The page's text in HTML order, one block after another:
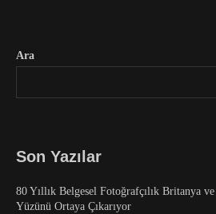
Ara
Son Yazılar
80 Yıllık Belgesel Fotoğrafçılık Britanya
Yüzünü Ortaya Çıkarıyor